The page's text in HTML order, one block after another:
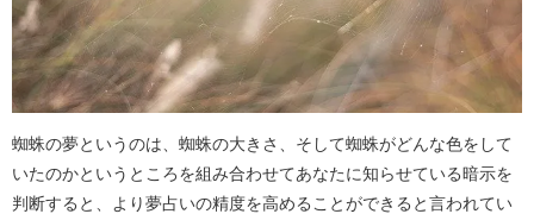
蜘蛛の夢というのは、蜘蛛の大きさ、そして蜘蛛がどんな色をして
いたのかというところを組み合わせてあなたに知らせている暗示を
判断すると、より夢占いの精度を高めることができると言われてい